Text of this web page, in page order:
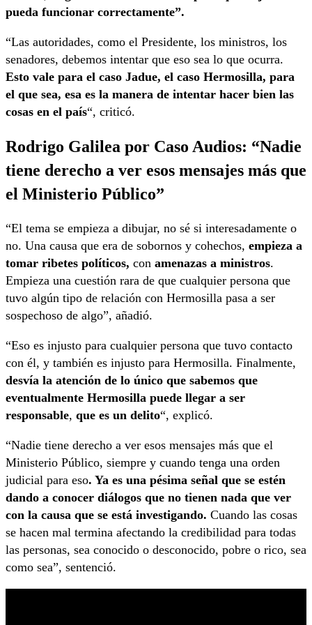
pueda funcionar correctamente”.
“Las autoridades, como el Presidente, los ministros, los
senadores, debemos intentar que eso sea lo que ocurra.
Esto vale para el caso Jadue, el caso Hermosilla, para
el que sea, esa es la manera de intentar hacer bien las
cosas en el país“, criticó.
Rodrigo Galilea por Caso Audios: “Nadie
tiene derecho a ver esos mensajes más que
el Ministerio Público”
“El tema se empieza a dibujar, no sé si interesadamente o
no. Una causa que era de sobornos y cohechos, empieza a
tomar ribetes políticos, con amenazas a ministros.
Empieza una cuestión rara de que cualquier persona que
tuvo algún tipo de relación con Hermosilla pasa a ser
sospechoso de algo”, añadió.
“Eso es injusto para cualquier persona que tuvo contacto
con él, y también es injusto para Hermosilla. Finalmente,
desvía la atención de lo único que sabemos que
eventualmente Hermosilla puede llegar a ser
responsable, que es un delito“, explicó.
“Nadie tiene derecho a ver esos mensajes más que el
Ministerio Público, siempre y cuando tenga una orden
judicial para eso. Ya es una pésima señal que se estén
dando a conocer diálogos que no tienen nada que ver
con la causa que se está investigando. Cuando las cosas
se hacen mal termina afectando la credibilidad para todas
las personas, sea conocido o desconocido, pobre o rico, sea
como sea”, sentenció.